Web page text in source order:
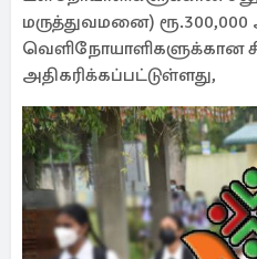
மருத்துவமனை)
வெளிநோயாளிகளுக்கான
அதிகரிக்கப்பட்டுள்ளது,